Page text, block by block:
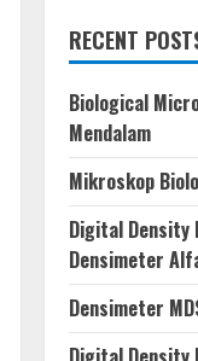
RECENT
Biological
Mendalam
Mikroskop
Digital Density
Densimeter
Densimeter